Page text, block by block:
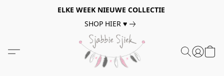
ELKE WEEK NIEUWE COLLECTIE
SHOP HIER ♥